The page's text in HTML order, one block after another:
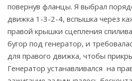
повернув фланцы. Я выбрал
движка 1-3-2-4, вспышка через
правой крышки сцепления
бугор под генератор, и
для правого движка, чтобы
Генератор устанавливался на